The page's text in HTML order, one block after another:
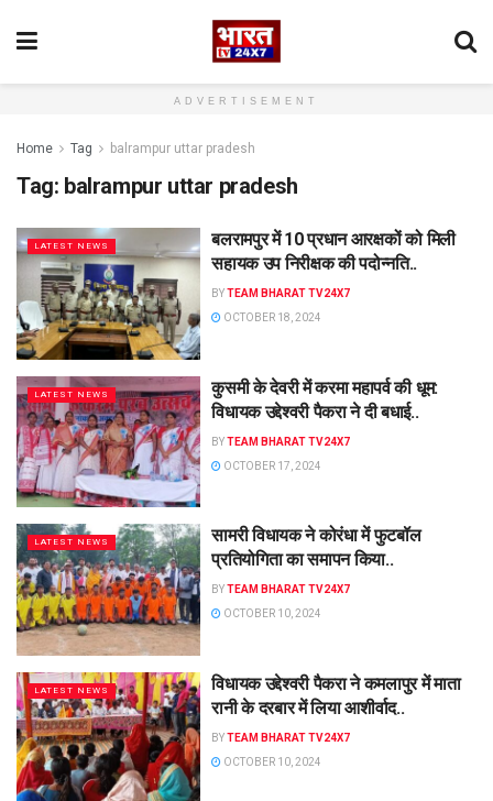
ADVERTISEMENT
Home Tag balrampur uttar pradesh
Tag: balrampur uttar pradesh
LATEST NEWS
बलरामपुर में 10 प्रधान आरक्षकों को मिली
सहायक उप निरीक्षक की पदोन्नति..
BYTEAM BHARAT TV24X7
OCTOBER 18, 2024
LATEST NEWS
कुसमी के देवरी में करमा महापर्व की धूम:
विधायक उद्देश्वरी पैकरा ने दी बधाई..
BYTEAM BHARAT TV24X7
OCTOBER 17, 2024
LATEST NEWS
सामरी विधायक ने कोरंधा में फुटबॉल
प्रतियोगिता का समापन किया..
BYTEAM BHARAT TV24X7
OCTOBER 10, 2024
LATEST NEWS
विधायक उद्देश्वरी पैकरा ने कमलापुर में माता
रानी के दरबार में लिया आशीर्वाद..
BYTEAM BHARAT TV24X7
OCTOBER 10, 2024